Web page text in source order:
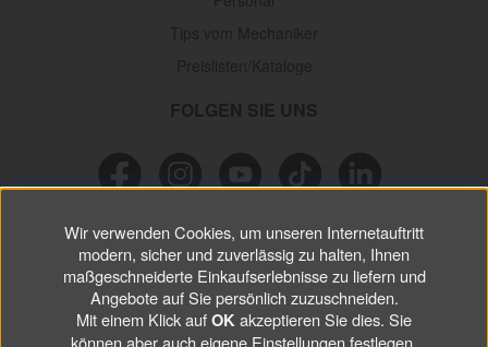
NEWSLETTER
Verpassen Sie keine Sonderaktionen, wichtigen Informationen und
nützlichen Tips.
Wir verwenden Cookies, um unseren Internetauftritt
modern, sicher und zuverlässig zu halten, Ihnen
maßgeschneiderte Einkaufserlebnisse zu liefern und
Angebote auf Sie persönlich zuzuschneiden.
Mit einem Klick aufOKakzeptieren Sie dies. Sie
können aber auch eigene Einstellungen festlegen.